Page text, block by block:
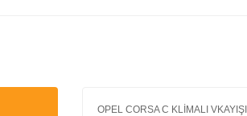
OPEL CORSA C KLİMALI